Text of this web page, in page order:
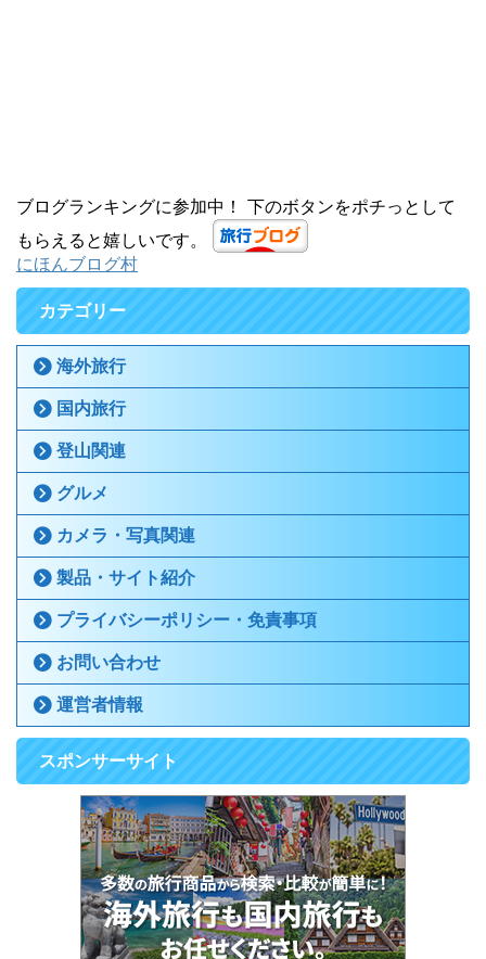
ブログランキングに参加中！ 下のボタンをポチっとして
もらえると嬉しいです。
にほんブログ村
カテゴリー
海外旅行
国内旅行
登山関連
グルメ
カメラ・写真関連
製品・サイト紹介
プライバシーポリシー・免責事項
お問い合わせ
運営者情報
スポンサーサイト